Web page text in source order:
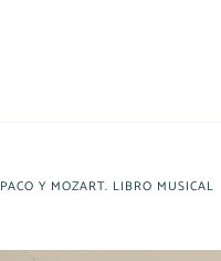
PACO Y MOZART. LIBRO MUSICAL